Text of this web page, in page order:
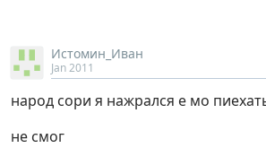
Истомин_Иван
Jan 2011
народ сори я нажрался е мо
не смог